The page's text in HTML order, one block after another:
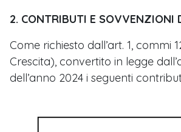
2. CONTRIBUTI E SOVVENZIONI
Come richiesto dall’art. 1, commi
Crescita), convertito in legge
dell’anno 2024 i seguenti